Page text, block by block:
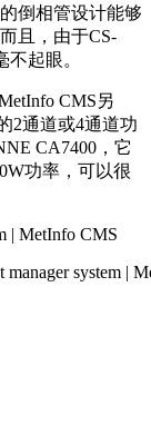
倒相管设计能够
且，由于CS-
起眼。
另
2通道或4通道功
CA7400，它
功率，可以很